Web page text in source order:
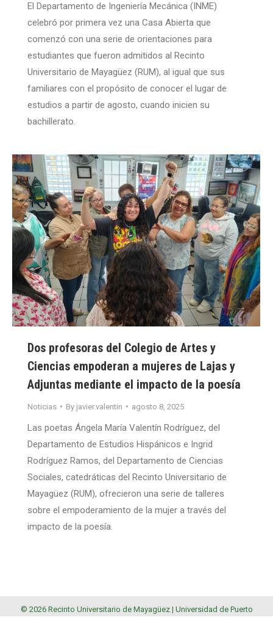
El Departamento de Ingeniería Mecánica (INME)
celebró por primera vez una Casa Abierta que
comenzó con una serie de orientaciones para
estudiantes que fueron admitidos al Recinto
Universitario de Mayagüez (RUM), al igual que sus
familiares con el propósito de conocer el lugar de
estudios a partir de agosto, cuando inicien su
bachillerato.
Dos profesoras del Colegio de Artes y
Ciencias empoderan a mujeres de Lajas y
Adjuntas mediante el impacto de la poesía
Noticias By javier.valentin agosto 8, 2025
Las poetas Ángela María Valentín Rodríguez, del
Departamento de Estudios Hispánicos e Ingrid
Rodríguez Ramos, del Departamento de Ciencias
Sociales, catedráticas del Recinto Universitario de
Mayagüez (RUM), ofrecieron una serie de talleres
sobre el empoderamiento de la mujer a través del
impacto de la poesía.
© 2026 Recinto Universitario de Mayagüez | Universidad de Puerto